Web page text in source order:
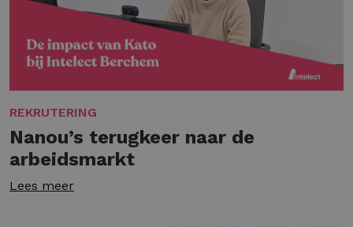
REKRUTERING
Nanou’s terugkeer naar de
arbeidsmarkt
Lees meer